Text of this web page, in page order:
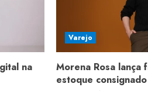
na
Varejo
Morena Rosa lança
estoque consignado